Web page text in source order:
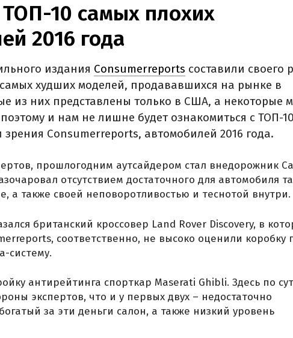
ТОП-10 самых плохих
2016 года
издания Consumerreports составили своего
худших моделей, продававшихся на рынке в
из них представлены только в США, а некоторые
и нам не лишне будет ознакомиться с ТОП-
зрения Consumerreports, автомобилей 2016 года.
прошлогодним аутсайдером стал внедорожник
отсутствием достаточного для автомобиля
а также своей неповоротливостью и теснотой внутри.
британский кроссовер Land Rover Discovery, в
соответственно, не высоко оценили коробку
систему.
антирейтинга спорткар Maserati Ghibli. Здесь по
экспертов, что и у первых двух – недостаточно
за эти деньги салон, а также низкий уровень